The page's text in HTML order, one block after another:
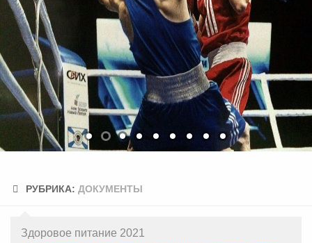
РУБРИКА: ДОКУМЕНТЫ
Здоровое питание 2021